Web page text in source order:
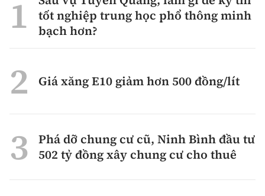
tốt nghiệp trung học phổ thông minh
bạch hơn?
Giá xăng E10 giảm hơn 500 đồng/lít
Phá dỡ chung cư cũ, Ninh Bình đầu tư
502 tỷ đồng xây chung cư cho thuê